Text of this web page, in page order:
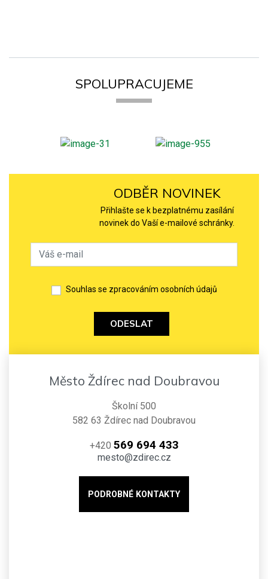
SPOLUPRACUJEME
ODBĚR NOVINEK
Přihlašte se k bezplatnému zasílání
novinek do Vaší e-mailové schránky.
Souhlas se zpracováním osobních údajů
ODESLAT
Město Ždírec nad Doubravou
Školní 500
582 63 Ždírec nad Doubravou
+420 569 694 433
mesto@zdirec.cz
PODROBNÉ KONTAKTY